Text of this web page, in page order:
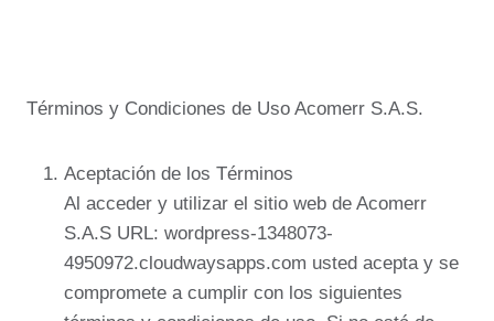
Términos y Condiciones de Uso Acomerr S.A.S.
Aceptación de los Términos
Al acceder y utilizar el sitio web de Acomerr
S.A.S URL: wordpress-1348073-
4950972.cloudwaysapps.com usted acepta y se
compromete a cumplir con los siguientes